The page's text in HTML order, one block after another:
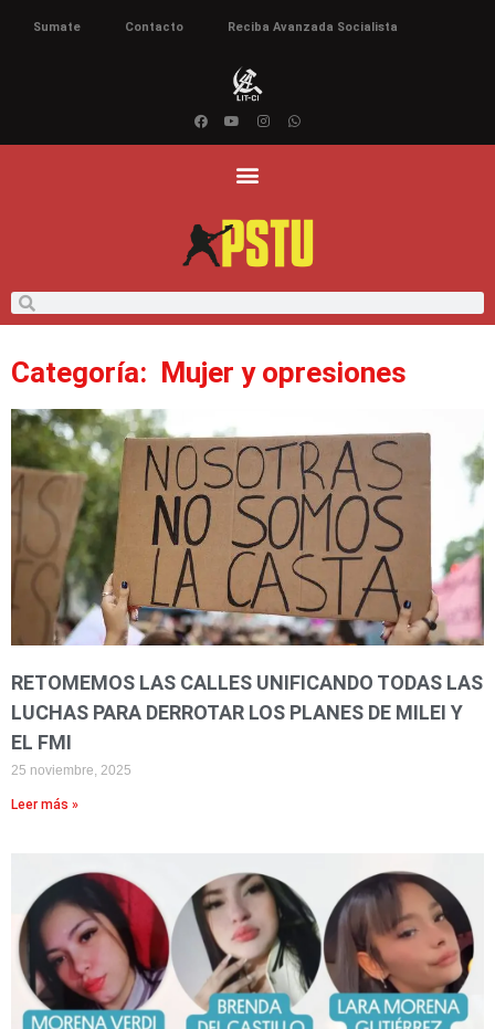
Sumate Contacto Reciba Avanzada Socialista
Categoría: Mujer y opresiones
RETOMEMOS LAS CALLES UNIFICANDO TODAS LAS
LUCHAS PARA DERROTAR LOS PLANES DE MILEI Y
EL FMI
25 noviembre, 2025
Leer más »